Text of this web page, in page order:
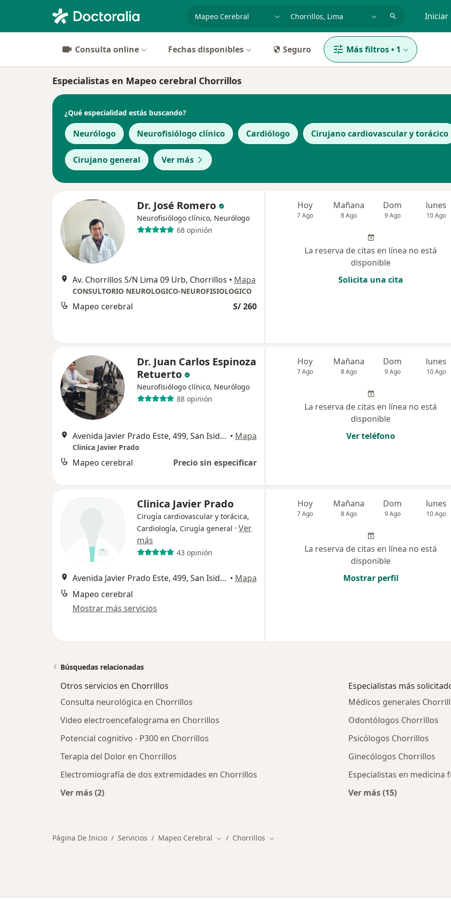
Iniciar
Consulta online Fechas disponibles Seguro Más filtros• 1
Especialistas en Mapeo cerebral Chorrillos
¿Qué especialidad estás buscando?
Neurólogo Neurofisiólogo clínico Cardiólogo Cirujano cardiovascular y torácico
Cirujano general Ver más
Dr. José Romero
Neurofisiólogo clínico, Neurólogo
68 opinión
Av. Chorrillos S/N Lima 09 Urb, Chorrillos • Mapa
CONSULTORIO NEUROLOGICO-NEUROFISIOLOGICO
Mapeo cerebral S/ 260
Hoy
7 Ago
Mañana
8 Ago
Dom
9 Ago
lunes
10 Ago
La reserva de citas en línea no está
disponible
Solicita una cita
Dr. Juan Carlos Espinoza
Retuerto
Neurofisiólogo clínico, Neurólogo
88 opinión
Avenida Javier Prado Este, 499, San Isidro • Mapa
Clinica Javier Prado
Mapeo cerebral Precio sin especificar
Hoy
7 Ago
Mañana
8 Ago
Dom
9 Ago
lunes
10 Ago
La reserva de citas en línea no está
disponible
Ver teléfono
Clinica Javier Prado
Cirugía cardiovascular y torácica,
Cardiología, Cirugía general · Ver
más
43 opinión
Avenida Javier Prado Este, 499, San Isidro • Mapa
Mapeo cerebral
Mostrar más servicios
Hoy
7 Ago
Mañana
8 Ago
Dom
9 Ago
lunes
10 Ago
La reserva de citas en línea no está
disponible
Mostrar perfil
Búsquedas relacionadas
Otros servicios en Chorrillos
Consulta neurológica en Chorrillos
Video electroencefalograma en Chorrillos
Potencial cognitivo - P300 en Chorrillos
Terapia del Dolor en Chorrillos
Electromiografía de dos extremidades en Chorrillos
Ver más (2)
Especialistas más
Médicos generales
Odontólogos Chorrillos
Psicólogos Chorrillos
Ginecólogos Chorrillos
Especialistas en medicina
Ver más (15)
Página De Inicio Servicios Mapeo Cerebral Cambiar de ciudad
Chorrillos Cambiar de ciudad